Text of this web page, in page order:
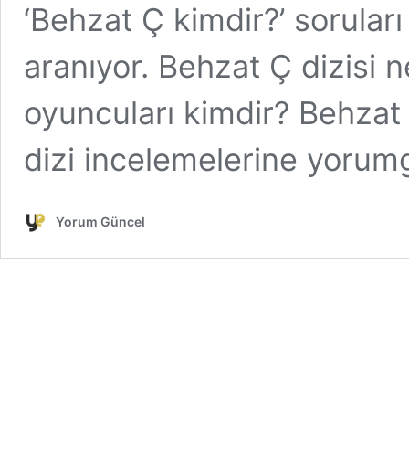
‘Behzat Ç kimdir?’
aranıyor. Behzat Ç dizisi
oyuncuları kimdir?
dizi incelemelerine
Yorum Güncel